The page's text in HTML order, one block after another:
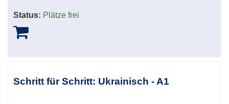
Status: Plätze frei
Schritt für Schritt: Ukrainisch - A1